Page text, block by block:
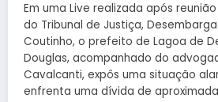
Em uma Live realizada após
do Tribunal de Justiça,
Coutinho, o prefeito de Lagoa de
Douglas, acompanhado do
Cavalcanti, expôs uma situação
enfrenta uma dívida de